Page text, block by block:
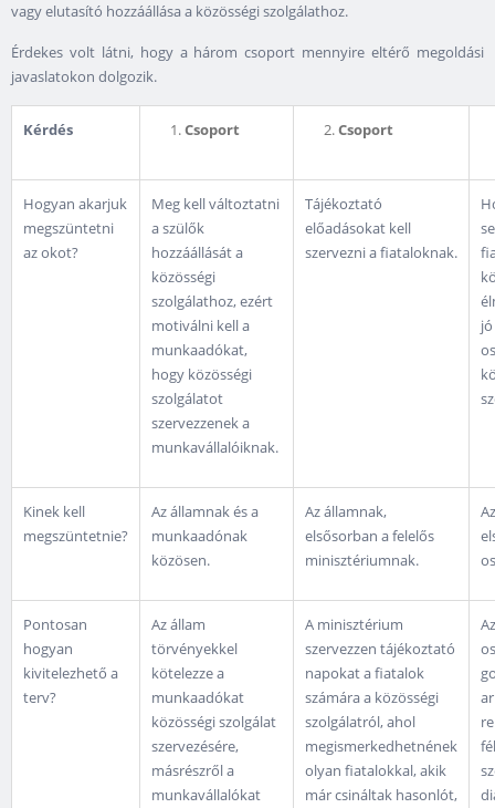
vagy elutasító hozzáállása a közösségi szolgálathoz.
Érdekes volt látni, hogy a három csoport mennyire eltérő megoldási
javaslatokon dolgozik.
Kérdés Csoport Csoport
Hogyan akarjuk
megszüntetni
az okot?
Meg kell változtatni
a szülők
hozzáállását a
közösségi
szolgálathoz, ezért
motiválni kell a
munkaadókat,
hogy közösségi
szolgálatot
szervezzenek a
munkavállalóiknak.
Tájékoztató
előadásokat kell
szervezni a fiataloknak.
jó
Kinek kell
megszüntetnie?
Az államnak és a
munkaadónak
közösen.
Az államnak,
elsősorban a felelős
minisztériumnak.
Pontosan
hogyan
kivitelezhető a
terv?
Az állam
törvényekkel
kötelezze a
munkaadókat
közösségi szolgálat
szervezésére,
másrészről a
munkavállalókat
A minisztérium
szervezzen tájékoztató
napokat a fiatalok
számára a közösségi
szolgálatról, ahol
megismerkedhetnének
olyan fiatalokkal, akik
már csináltak hasonlót,
Az